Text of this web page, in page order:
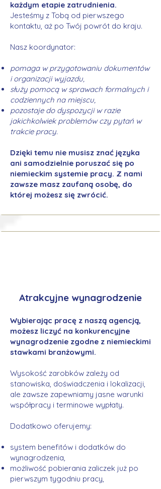
każdym etapie zatrudnienia.
Jesteśmy z Tobą od pierwszego
kontaktu, aż po Twój powrót do kraju.
Nasz koordynator:
pomaga w przygotowaniu dokumentów
i organizacji wyjazdu,
służy pomocą w sprawach formalnych i
codziennych na miejscu,
pozostaje do dyspozycji w razie
jakichkolwiek problemów czy pytań w
trakcie pracy.
Dzięki temu nie musisz znać języka
ani samodzielnie poruszać się po
niemieckim systemie pracy. Z nami
zawsze masz zaufaną osobę, do
której możesz się zwrócić.
Atrakcyjne wynagrodzenie
Wybierając pracę z naszą agencją,
możesz liczyć na konkurencyjne
wynagrodzenie zgodne z niemieckimi
stawkami branżowymi.
Wysokość zarobków zależy od
stanowiska, doświadczenia i lokalizacji,
ale zawsze zapewniamy jasne warunki
współpracy i terminowe wypłaty.
Dodatkowo oferujemy:
system benefitów i dodatków do
wynagrodzenia,
możliwość pobierania zaliczek już po
pierwszym tygodniu pracy,